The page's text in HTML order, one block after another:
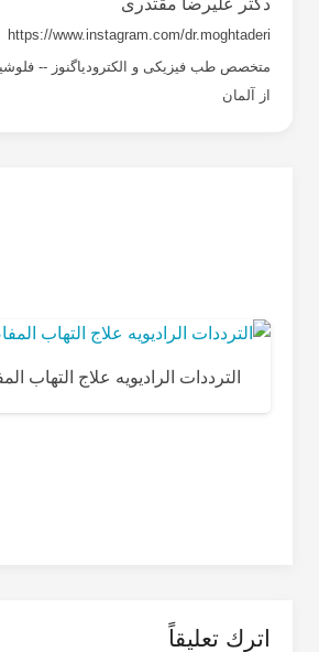
https://www.instagram.com/dr.moghtaderi
متخصص طب فیزیکی و الکترودیاگنوز --
از آلمان
الترددات الرادیویه علاج التهاب
اترك تعليقاً